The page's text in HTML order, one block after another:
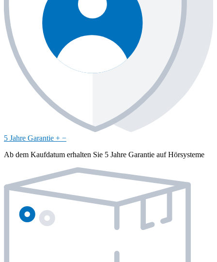
5 Jahre Garantie + −
Ab dem Kaufdatum erhalten Sie 5 Jahre Garantie auf Hörsysteme